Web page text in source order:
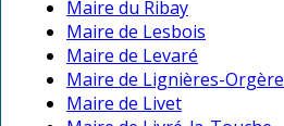
Maire du Ribay
Maire de Lesbois
Maire de Levaré
Maire de Lignières-
Maire de Livet